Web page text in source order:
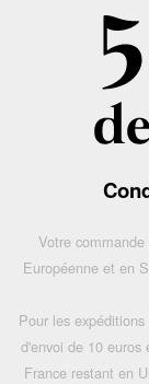
Votre
Européenne et en
Pour les
d'envoi de 10 euros
France restant en